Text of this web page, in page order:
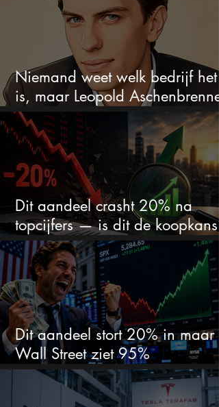
Niemand weet welk bedrijf het
is, maar Leopold Aschenbrenner
zet er nu $500 miljoen op
Dit aandeel crasht 20% na
topcijfers — is dit de koopkans
waar beleggers op wachtten?
Dit aandeel stort 20% in maar
Wall Street ziet 95%
koerspotentieel